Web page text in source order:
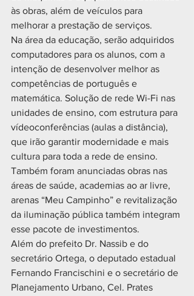
às obras, além de veículos para
melhorar a prestação de serviços.
Na área da educação, serão adquiridos
computadores para os alunos, com a
intenção de desenvolver melhor as
competências de português e
matemática. Solução de rede Wi-Fi nas
unidades de ensino, com estrutura para
vídeoconferências (aulas a distância),
que irão garantir modernidade e mais
cultura para toda a rede de ensino.
Também foram anunciadas obras nas
áreas de saúde, academias ao ar livre,
arenas “Meu Campinho” e revitalização
da iluminação pública também integram
esse pacote de investimentos.
Além do prefeito Dr. Nassib e do
secretário Ortega, o deputado estadual
Fernando Francischini e o secretário de
Planejamento Urbano, Cel. Prates